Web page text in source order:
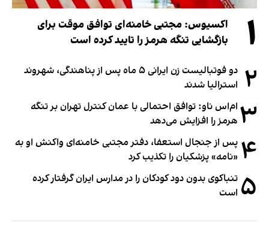
۱
اکسیوس: مجتبی خامنه‌ای توافق موقت برای
بازگشایی تنگه هرمز را تایید کرده است
۲
دو فوتبالیست زن ایرانی ۵ ماه پس از پناهندگی، شهروند
استرالیا شدند
۳ ام‌اس ناو: توافق احتمالی با عمان کنترل تهران بر تنگه
هرمز را افزایش می‌دهد
۴ پس از جنجال استعفا، دفتر مجتبی خامنه‌ای واکنش او به
«نامه» پزشکیان را تکذیب کرد
۵ تنباکوی بدون دود کودکان را در مدارس ایران گرفتار کرده
است